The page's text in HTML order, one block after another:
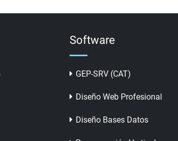
Software
GEP-SRV (CAT)
Diseño Web Profesional
Diseño Bases Datos